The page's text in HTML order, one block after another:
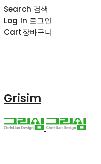
Search 검색
Log In 로그인
Cart장바구니
Grisim